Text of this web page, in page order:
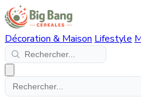
Décoration & Maison Lifestyle